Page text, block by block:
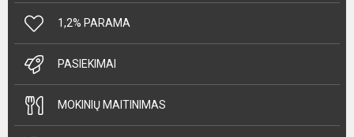
1,2% PARAMA
PASIEKIMAI
MOKINIŲ MAITINIMAS